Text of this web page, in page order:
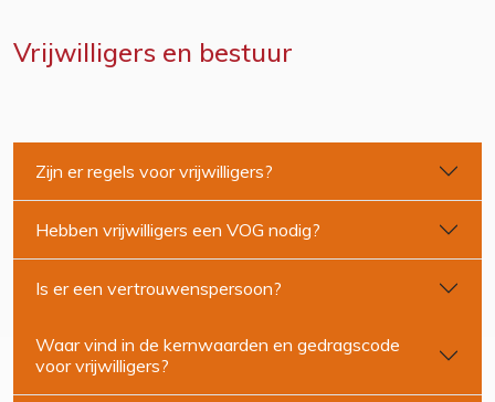
Vrijwilligers en bestuur
Zijn er regels voor vrijwilligers?
Hebben vrijwilligers een VOG nodig?
Is er een vertrouwenspersoon?
Waar vind in de kernwaarden en gedragscode
voor vrijwilligers?